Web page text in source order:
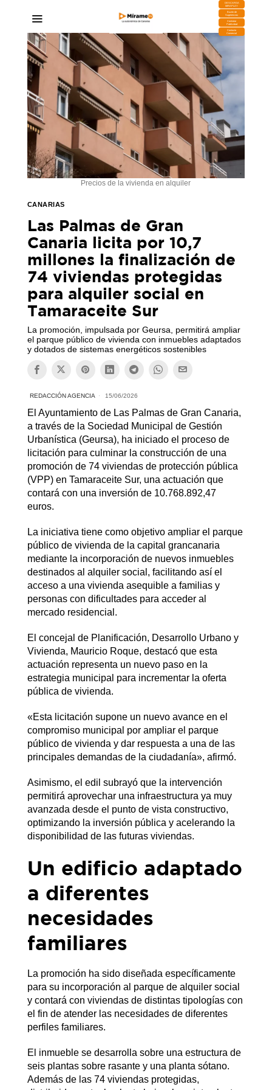
DESCARGA
MIRAPLAY
Buzón de
Sugerencias
Contratar
Publicidad
Contacto
Comercial
Precios de la vivienda en alquiler
CANARIAS
Las Palmas de Gran
Canaria licita por 10,7
millones la finalización de
74 viviendas protegidas
para alquiler social en
Tamaraceite Sur
La promoción, impulsada por Geursa, permitirá ampliar
el parque público de vivienda con inmuebles adaptados
y dotados de sistemas energéticos sostenibles
REDACCIÓN AGENCIA 15/06/2026
El Ayuntamiento de Las Palmas de Gran Canaria,
a través de la Sociedad Municipal de Gestión
Urbanística (Geursa), ha iniciado el proceso de
licitación para culminar la construcción de una
promoción de 74 viviendas de protección pública
(VPP) en Tamaraceite Sur, una actuación que
contará con una inversión de 10.768.892,47
euros.
La iniciativa tiene como objetivo ampliar el parque
público de vivienda de la capital grancanaria
mediante la incorporación de nuevos inmuebles
destinados al alquiler social, facilitando así el
acceso a una vivienda asequible a familias y
personas con dificultades para acceder al
mercado residencial.
El concejal de Planificación, Desarrollo Urbano y
Vivienda, Mauricio Roque, destacó que esta
actuación representa un nuevo paso en la
estrategia municipal para incrementar la oferta
pública de vivienda.
«Esta licitación supone un nuevo avance en el
compromiso municipal por ampliar el parque
público de vivienda y dar respuesta a una de las
principales demandas de la ciudadanía», afirmó.
Asimismo, el edil subrayó que la intervención
permitirá aprovechar una infraestructura ya muy
avanzada desde el punto de vista constructivo,
optimizando la inversión pública y acelerando la
disponibilidad de las futuras viviendas.
Un edificio adaptado
a diferentes
necesidades
familiares
La promoción ha sido diseñada específicamente
para su incorporación al parque de alquiler social
y contará con viviendas de distintas tipologías con
el fin de atender las necesidades de diferentes
perfiles familiares.
El inmueble se desarrolla sobre una estructura de
seis plantas sobre rasante y una planta sótano.
Además de las 74 viviendas protegidas,